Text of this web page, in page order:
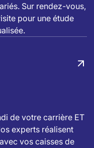
Sur rendez-vous,
pour une étude
de votre carrière ET
experts réalisent
vos caisses de